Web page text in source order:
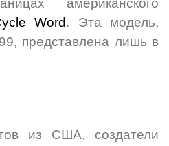
Word. Эта модель,
представлена лишь в
из США, создатели